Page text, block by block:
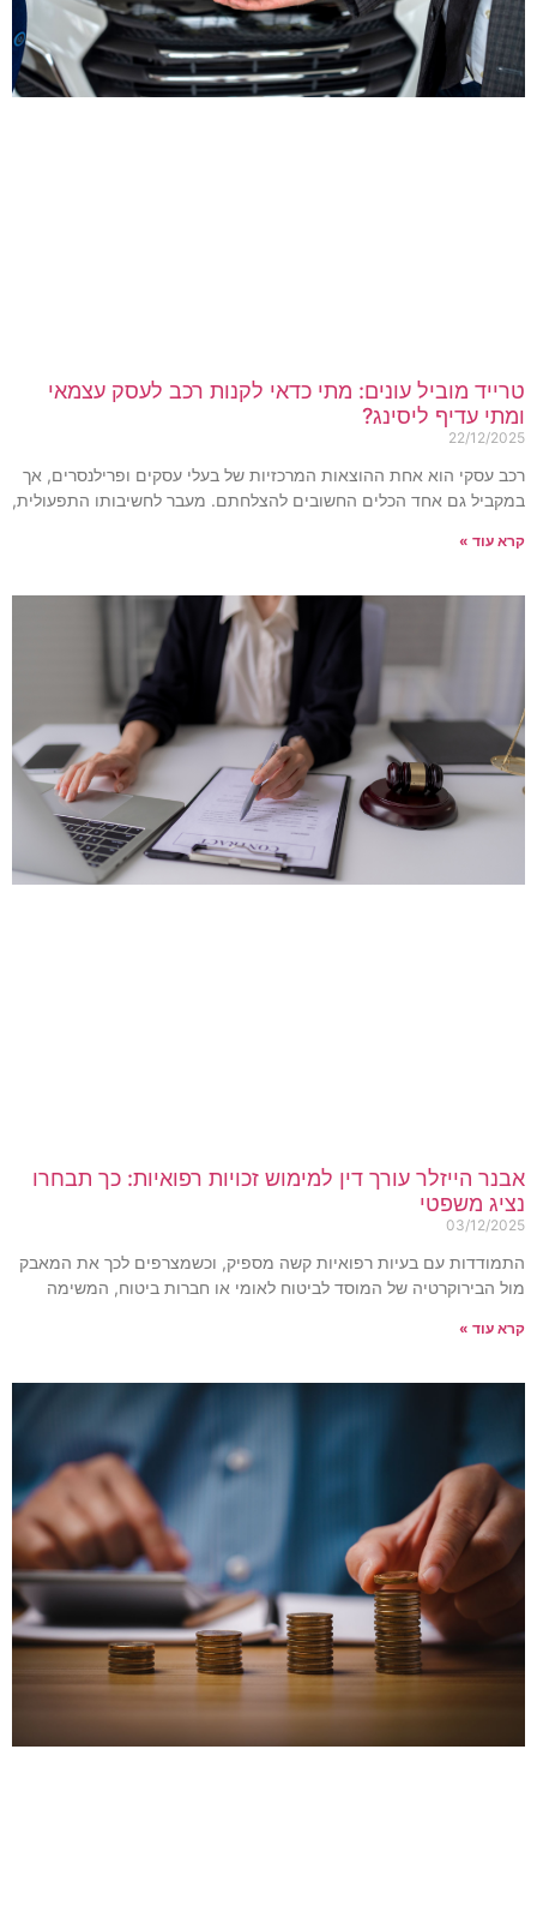
מוביל עונים: מתי כדאי לקנות רכב לעסק עצמאי
עדיף ליסינג?
22/12/
עסקי הוא אחת ההוצאות המרכזיות של בעלי עסקים ופרילנסרים, אך
גם אחד הכלים החשובים להצלחתם. מעבר לחשיבותו התפעולית,
עוד »
הייזלר עורך דין למימוש זכויות רפואיות: כך תבחרו
משפטי
03/12/
עם בעיות רפואיות קשה מספיק, וכשמצרפים לכך את המאבק
הבירוקרטיה של המוסד לביטוח לאומי או חברות ביטוח, המשימה
עוד »